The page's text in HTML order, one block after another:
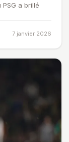
a brillé
7 janvier 2026